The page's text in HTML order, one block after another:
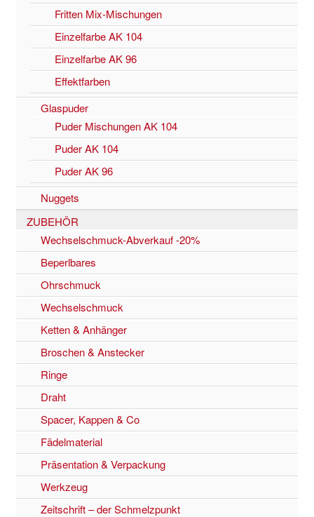
Fritten Mix-Mischungen
Einzelfarbe AK 104
Einzelfarbe AK 96
Effektfarben
Glaspuder
Puder Mischungen AK 104
Puder AK 104
Puder AK 96
Nuggets
ZUBEHÖR
Wechselschmuck-Abverkauf -20%
Beperlbares
Ohrschmuck
Wechselschmuck
Ketten & Anhänger
Broschen & Anstecker
Ringe
Draht
Spacer, Kappen & Co
Fädelmaterial
Präsentation & Verpackung
Werkzeug
Zeitschrift – der Schmelzpunkt